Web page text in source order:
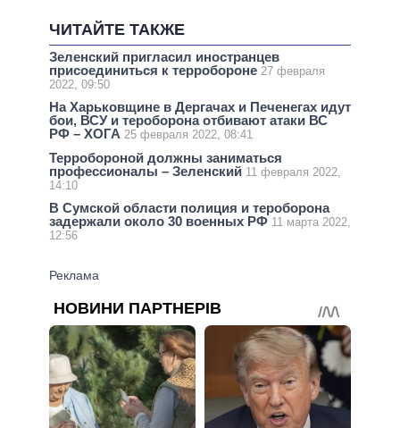
ЧИТАЙТЕ ТАКЖЕ
Зеленский пригласил иностранцев
присоединиться к терробороне 27 февраля
2022, 09:50
На Харьковщине в Дергачах и Печенегах идут
бои, ВСУ и тероборона отбивают атаки ВС
РФ – ХОГА 25 февраля 2022, 08:41
Терробороной должны заниматься
профессионалы – Зеленский 11 февраля 2022,
14:10
В Сумской области полиция и тероборона
задержали около 30 военных РФ 11 марта 2022,
12:56